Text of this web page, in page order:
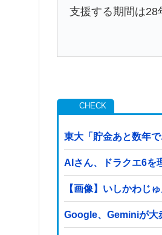
支援する期間は28
東大「貯金あと数年
AIさん、ドラクエ6を
【画像】いしかわじ
Google、Geminiが大